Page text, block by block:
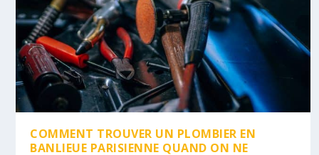
COMMENT TROUVER UN PLOMBIER EN
BANLIEUE PARISIENNE QUAND ON NE